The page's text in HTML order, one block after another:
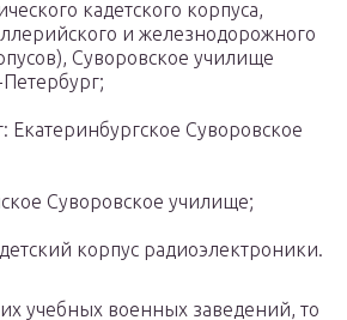
кадетского корпуса,
и железнодорожного
Суворовское училище
Екатеринбургское Суворовское
Суворовское училище;
корпус радиоэлектроники.
учебных военных заведений, то